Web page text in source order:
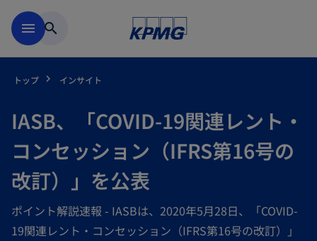
menu search
トップ インサイト
IASB、「COVID-19関連レント・
コンセッション（IFRS第16号の
改訂）」を公表
ポイント解説速報 - IASBは、2020年5月28日、「COVID-
19関連レント・コンセッション（IFRS第16号の改訂）」